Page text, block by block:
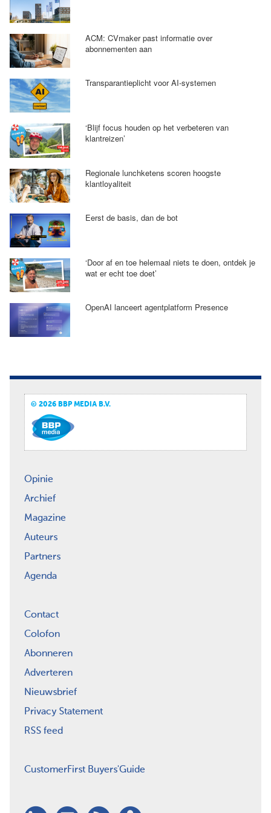
ACM: CVmaker past informatie over
abonnementen aan
Transparantieplicht voor AI-systemen
‘Blijf focus houden op het verbeteren van
klantreizen’
Regionale lunchketens scoren hoogste
klantloyaliteit
Eerst de basis, dan de bot
‘Door af en toe helemaal niets te doen, ontdek je
wat er echt toe doet’
OpenAI lanceert agentplatform Presence
© 2026 BBP MEDIA B.V.
Opinie
Archief
Magazine
Auteurs
Partners
Agenda
Contact
Colofon
Abonneren
Adverteren
Nieuwsbrief
Privacy Statement
RSS feed
CustomerFirst Buyers'Guide